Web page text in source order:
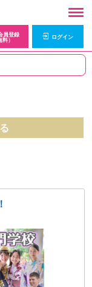
員登録
料）
ログイン